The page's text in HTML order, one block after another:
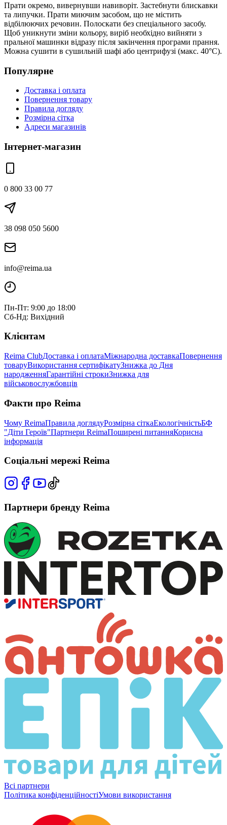
Прати окремо, вивернувши навиворіт. Застебнути блискавки
та липучки. Прати миючим засобом, що не містить
відбілюючих речовин. Полоскати без спеціального засобу.
Щоб уникнути зміни кольору, виріб необхідно вийняти з
пральної машинки відразу після закінчення програми прання.
Можна сушити в сушильній шафі або центрифузі (макс. 40°C).
Популярне
Доставка і оплата
Повернення товару
Правила догляду
Розмірна сітка
Адреси магазинів
Інтернет-магазин
0 800 33 00 77
38 098 050 5600
info@reima.ua
Пн-Пт: 9:00 до 18:00
Сб-Нд: Вихідний
Клієнтам
Reima ClubДоставка і оплатаМіжнародна доставкаПовернення
товаруВикористання сертифікатуЗнижка до Дня
народженняГарантійні строкиЗнижка для
військовослужбовців
Факти про Reima
Чому ReimaПравила доглядуРозмірна сіткаЕкологічністьБФ
"Діти Героїв"Партнери ReimaПоширені питанняКорисна
інформація
Соціальні мережі Reima
Партнери бренду Reima
Всі партнери
Політика конфіденційностіУмови використання